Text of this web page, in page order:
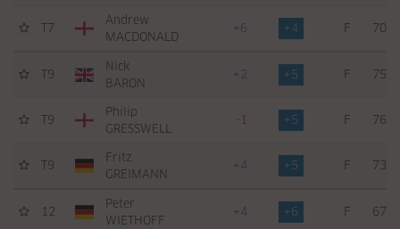
T7
Andrew
MACDONALD
+6 +4 F 70
T9
Nick
BARON
+2 +5 F 75
T9
Philip
GRESSWELL
-1 +5 F 76
T9
Fritz
GREIMANN
+4 +5 F 73
12
Peter
WIETHOFF
+4 +6 F 67